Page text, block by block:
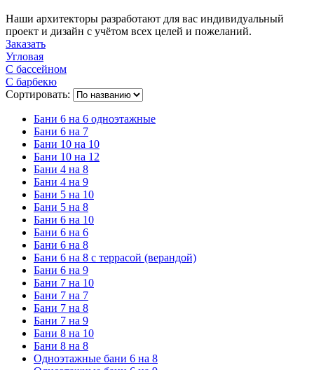
Наши архитекторы разработают для вас индивидуальный
проект и дизайн с учётом всех целей и пожеланий.
Заказать
Угловая
С бассейном
С барбекю
Сортировать:
Бани 6 на 6 одноэтажные
Бани 6 на 7
Бани 10 на 10
Бани 10 на 12
Бани 4 на 8
Бани 4 на 9
Бани 5 на 10
Бани 5 на 8
Бани 6 на 10
Бани 6 на 6
Бани 6 на 8
Бани 6 на 8 с террасой (верандой)
Бани 6 на 9
Бани 7 на 10
Бани 7 на 7
Бани 7 на 8
Бани 7 на 9
Бани 8 на 10
Бани 8 на 8
Одноэтажные бани 6 на 8